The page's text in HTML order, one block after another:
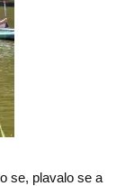
se, plavalo se a